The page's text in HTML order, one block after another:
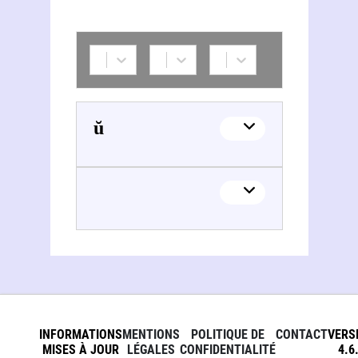
Andrèj Lebedzeŭ
INFORMATIONS
MISES À JOUR
MENTIONS
LÉGALES
POLITIQUE DE
CONFIDENTIALITÉ
CONTACT